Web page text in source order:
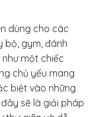
dùng cho các
bộ, gym, đánh
một chiếc
chủ yếu mang
biệt vào những
sẽ là giải pháp